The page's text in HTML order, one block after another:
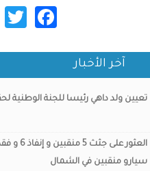
آخر الأخبار
تعيين ولد داهي رئيسا للجنة الوطنية
العثور
سيارو منقبين في الشمال